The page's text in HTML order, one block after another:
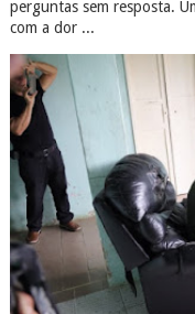
perguntas sem resposta.
com a dor ...